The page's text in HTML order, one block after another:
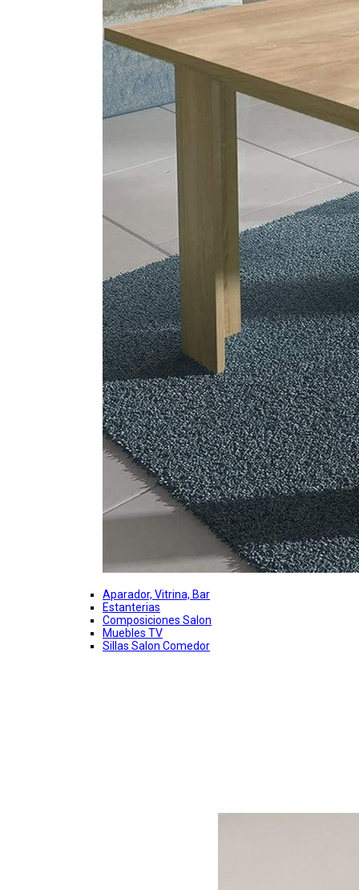
Aparador, Vitrina, Bar
Estanterias
Composiciones Salon
Muebles TV
Sillas Salon Comedor